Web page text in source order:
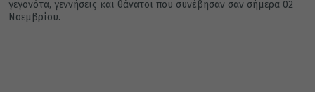
γεγονότα, γεννήσεις και θάνατοι που συνέβησαν σαν σήμερα 02
Νοεμβρίου.